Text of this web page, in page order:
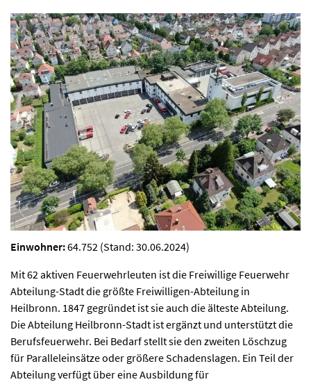
Einwohner:64.752 (Stand: 30.06.2024)
Mit 62 aktiven Feuerwehrleuten ist die Freiwillige Feuerwehr
Abteilung-Stadt die größte Freiwilligen-Abteilung in
Heilbronn. 1847 gegründet ist sie auch die älteste Abteilung.
Die Abteilung Heilbronn-Stadt ist ergänzt und unterstützt die
Berufsfeuerwehr. Bei Bedarf stellt sie den zweiten Löschzug
für Paralleleinsätze oder größere Schadenslagen. Ein Teil der
Abteilung verfügt über eine Ausbildung für